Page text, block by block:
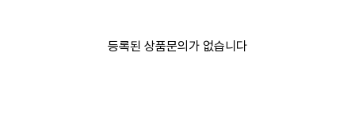
등록된 상품문의가 없습니다